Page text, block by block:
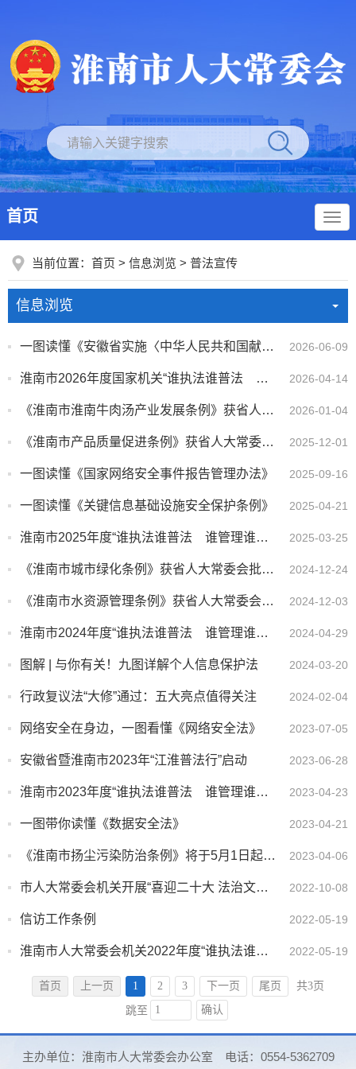
首页
当前位置： 首页 > 信息浏览 > 普法宣传
信息浏览
一图读懂《安徽省实施〈中华人民共和国献血法〉办法》 2026-06-09
淮南市2026年度国家机关“谁执法谁普法 谁管理谁普法 谁服务谁普法” 普法责任清单 2026-04-14
《淮南市淮南牛肉汤产业发展条例》获省人大常委会批准 2026-01-04
《淮南市产品质量促进条例》获省人大常委会批准 2025-12-01
一图读懂《国家网络安全事件报告管理办法》 2025-09-16
一图读懂《关键信息基础设施安全保护条例》 2025-04-21
淮南市2025年度“谁执法谁普法 谁管理谁普法 谁服务谁普法” 普法责任清单 2025-03-25
《淮南市城市绿化条例》获省人大常委会批准 2025年3月1日起施行 2024-12-24
《淮南市水资源管理条例》获省人大常委会批准 2025年3月1日起施行 2024-12-03
淮南市2024年度“谁执法谁普法 谁管理谁普法 谁服务谁普法”普法责任清单 2024-04-29
图解 | 与你有关！九图详解个人信息保护法 2024-03-20
行政复议法“大修”通过：五大亮点值得关注 2024-02-04
网络安全在身边，一图看懂《网络安全法》 2023-07-05
安徽省暨淮南市2023年“江淮普法行”启动 2023-06-28
淮南市2023年度“谁执法谁普法 谁管理谁普法 谁服务谁普法”普法责任清单 2023-04-23
一图带你读懂《数据安全法》 2023-04-21
《淮南市扬尘污染防治条例》将于5月1日起施行 2023-04-06
市人大常委会机关开展“喜迎二十大 法治文化基层行”宣传活动 2022-10-08
信访工作条例 2022-05-19
淮南市人大常委会机关2022年度“谁执法谁普法 谁管理谁普法 谁服务谁普法”普法责任清单 2022-05-19
首页 上一页 1 2 3 下一页 尾页 共3页
跳至 确认
主办单位：淮南市人大常委会办公室 电话：0554-5362709